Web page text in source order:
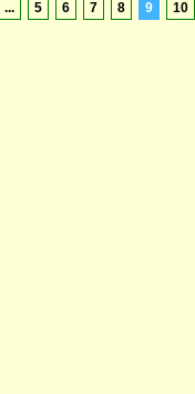
... 5 6 7 8 9 10